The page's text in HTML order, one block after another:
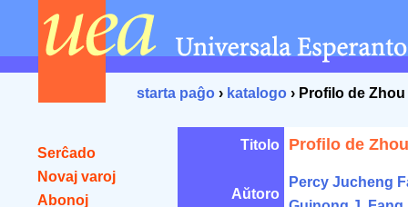
starta paĝo › katalogo › Profilo de
Serĉado
Novaj varoj
Abonoj
Titolo Profilo de
Aŭtoro
Percy Jucheng